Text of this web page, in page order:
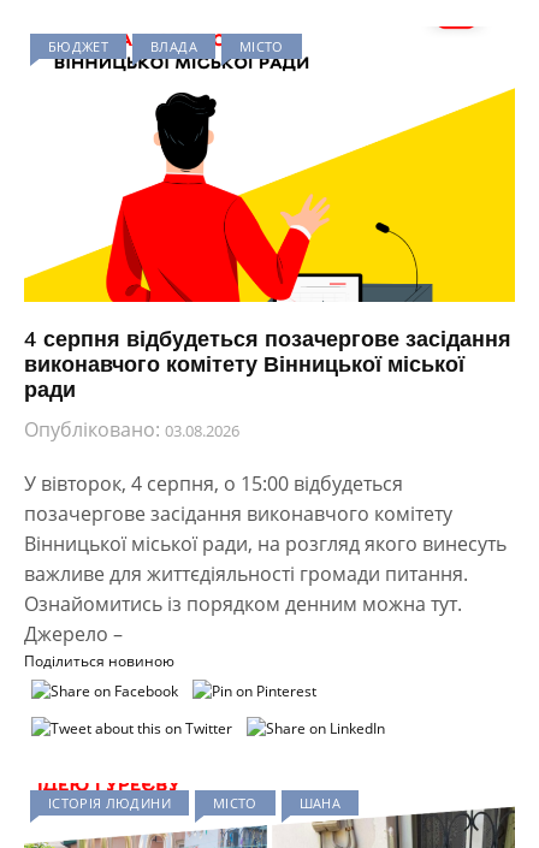
БЮДЖЕТ ВЛАДА МІСТО
4 серпня відбудеться позачергове засідання
виконавчого комітету Вінницької міської
ради
Опубліковано: 03.08.2026
У вівторок, 4 серпня, о 15:00 відбудеться
позачергове засідання виконавчого комітету
Вінницької міської ради, на розгляд якого винесуть
важливе для життєдіяльності громади питання.
Ознайомитись із порядком денним можна тут.
Джерело –
Поділиться новиною
ІСТОРІЯ ЛЮДИНИ МІСТО ШАНА